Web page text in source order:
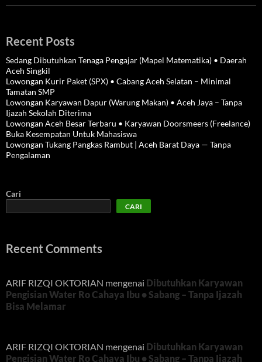
Recent Posts
Sedang Dibutuhkan Tenaga Pengajar (Mapel Matematika) • Daerah
Aceh Singkil
Lowongan Kurir Paket (SPX) • Cabang Aceh Selatan – Minimal
Tamatan SMP
Lowongan Karyawan Dapur (Warung Makan) • Aceh Jaya – Tanpa
Ijazah Sekolah Diterima
Lowongan Aceh Besar Terbaru • Karyawan Doorsmeers (Freelance)
Buka Kesempatan Untuk Mahasiswa
Lowongan Tukang Pangkas Rambut | Aceh Barat Daya — Tanpa
Pengalaman
Cari
CARI
Recent Comments
ARIF RIZQI OKTORIAN mengenai Dibutuhkan Karyawan
Pengisian Water Ro Cahaya Ibu • Sabang – Tanpa Ijazah
Bisa Melamar
ARIF RIZQI OKTORIAN mengenai Dibutuhkan Karyawan
Pengisian Water Ro Cahaya Ibu • Sabang – Tanpa Ijazah